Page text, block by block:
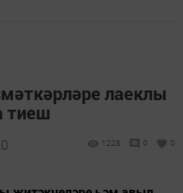
лаеклы
тиеш
1228 0 0